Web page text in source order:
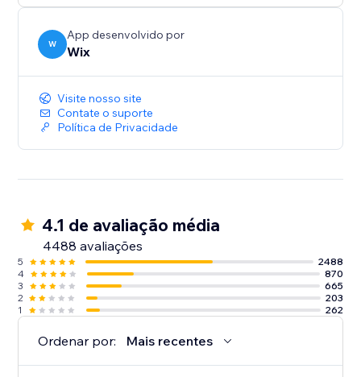
Amazon gerenciando o estoque em um só lugar
- Conecte-se com os clientes: envie emails
fidelidade e mais
W
App desenvolvido por
Wix
Visite nosso site
Contate o suporte
Política de Privacidade
4.1 de avaliação média
4488 avaliações
5
2488
4
870
3
665
2
203
1
262
Ordenar por: Mais recentes